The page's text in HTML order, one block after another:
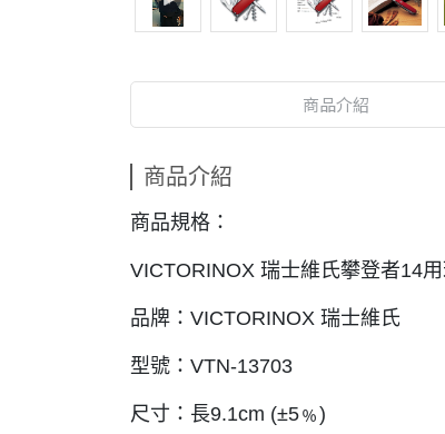
商品介紹
商品介紹
商品規格：
VICTORINOX 瑞士維氏攀登者14
品牌：VICTORINOX 瑞士維氏
型號：VTN-13703
尺寸：長9.1cm (±5﹪)